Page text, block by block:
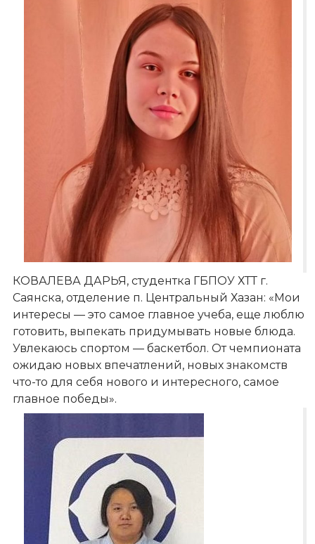
КОВАЛЕВА ДАРЬЯ, студентка ГБПОУ ХТТ г.
Саянска, отделение п. Центральный Хазан: «Мои
интересы — это самое главное учеба, еще люблю
готовить, выпекать придумывать новые блюда.
Увлекаюсь спортом — баскетбол. От чемпионата
ожидаю новых впечатлений, новых знакомств
что-то для себя нового и интересного, самое
главное победы».